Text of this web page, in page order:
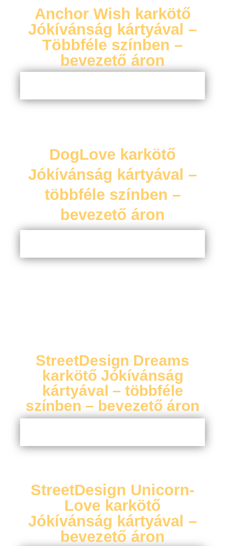
Anchor Wish karkötő
Jókívánság kártyával –
Többféle színben –
bevezető áron
DogLove karkötő
Jókívánság kártyával –
többféle színben –
bevezető áron
StreetDesign Dreams
karkötő Jókívánság
kártyával – többféle
színben – bevezető áron
StreetDesign Unicorn-
Love karkötő
Jókívánság kártyával –
bevezető áron